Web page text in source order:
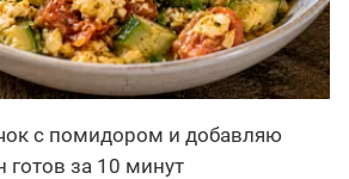
с помидором и добавляю
готов за 10 минут